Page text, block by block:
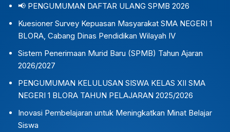
📢 PENGUMUMAN DAFTAR ULANG SPMB 2026
Kuesioner Survey Kepuasan Masyarakat SMA NEGERI 1
BLORA, Cabang Dinas Pendidikan Wilayah IV
Sistem Penerimaan Murid Baru (SPMB) Tahun Ajaran
2026/2027
PENGUMUMAN KELULUSAN SISWA KELAS XII SMA
NEGERI 1 BLORA TAHUN PELAJARAN 2025/2026
Inovasi Pembelajaran untuk Meningkatkan Minat Belajar
Siswa